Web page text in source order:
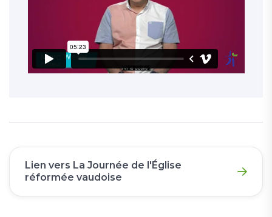
Lien vers La Journée de l'Église
réformée vaudoise